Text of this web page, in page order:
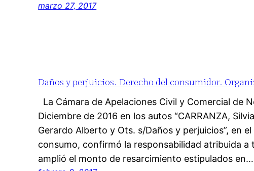
marzo 27, 2017
Daños y perjuicios. Derecho del consumidor.
La Cámara de Apelaciones Civil y Comercial de
Diciembre de 2016 en los autos “CARRANZA,
Gerardo Alberto y Ots. s/Daños y perjuicios”, en
consumo, confirmó la responsabilidad atribuida
amplió el monto de resarcimiento estipulados en…